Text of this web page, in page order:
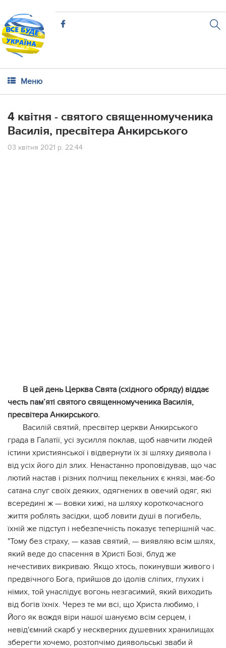
Меню
4 квітня - святого священномученика
Василія, пресвітера Анкирського
03 квітня 2021 р. 22:44
В цей день Церква Свята (східного обряду) віддає
честь пам’яті святого священномученика Василія,
пресвітера Анкирського.
Василій святий, пресвітер церкви Анкирського
града в Галатії, усі зусилля поклав, щоб навчити людей
істини християнської і відвернути їх зі шляху диявола і
від усіх його діл злих. Ненастанно проповідував, що час
лютий настав і різних полчищ пекельних є князі, має-бо
сатана слуг своїх деяких, одягнених в овечий одяг, які
всередині ж — вовки хижі, на шляху короткочасного
життя роблять засідки, щоб ловити душі в погибель,
їхній же підступ і небезпечність показує теперішній час.
"Тому без страху, — казав святий, — виявляю всім шлях,
який веде до спасення в Христі Бозі, блуд же
нечестивих викриваю. Якщо хтось, покинувши живого і
предвічного Бога, прийшов до ідолів сліпих, глухих і
німих, той унаслідує вогонь незгасимий, який виходить
від богів їхніх. Через те ми всі, що Христа любимо, і
Його як вождя віри нашої шануємо всім серцем, і
невід'ємний скарб у нескверних душевних хранилищах
зберегти хочемо, розтопчімо диявольські зваби й